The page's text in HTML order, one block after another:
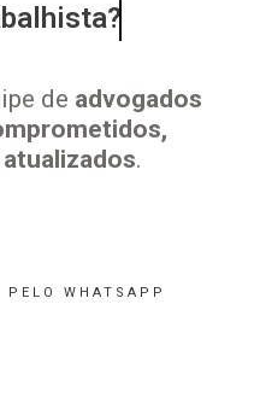
de advogados
.
PELO WHATSAPP